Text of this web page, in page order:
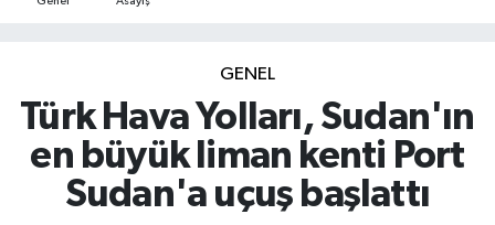
GENEL
Türk Hava Yolları, Sudan'ın
en büyük liman kenti Port
Sudan'a uçuş başlattı